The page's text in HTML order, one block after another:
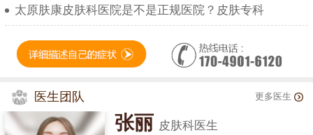
太原肤康皮肤科医院是不是正规医院？皮肤专科
医生团队 更多医生
张丽 皮肤科医生